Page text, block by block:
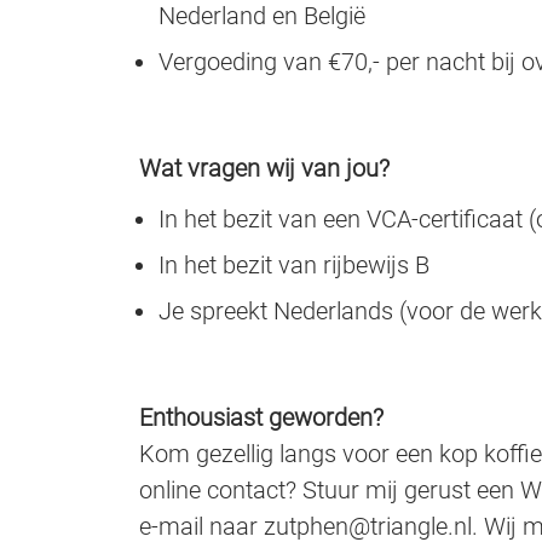
Nederland en België
Vergoeding van €70,- per nacht bij
Wat vragen wij van jou?
In het bezit van een VCA-certificaat
In het bezit van rijbewijs B
Je spreekt Nederlands (voor de
Enthousiast geworden?
Kom gezellig langs voor een kop
online contact? Stuur mij gerust een
e-mail naar zutphen@triangle.nl. Wij